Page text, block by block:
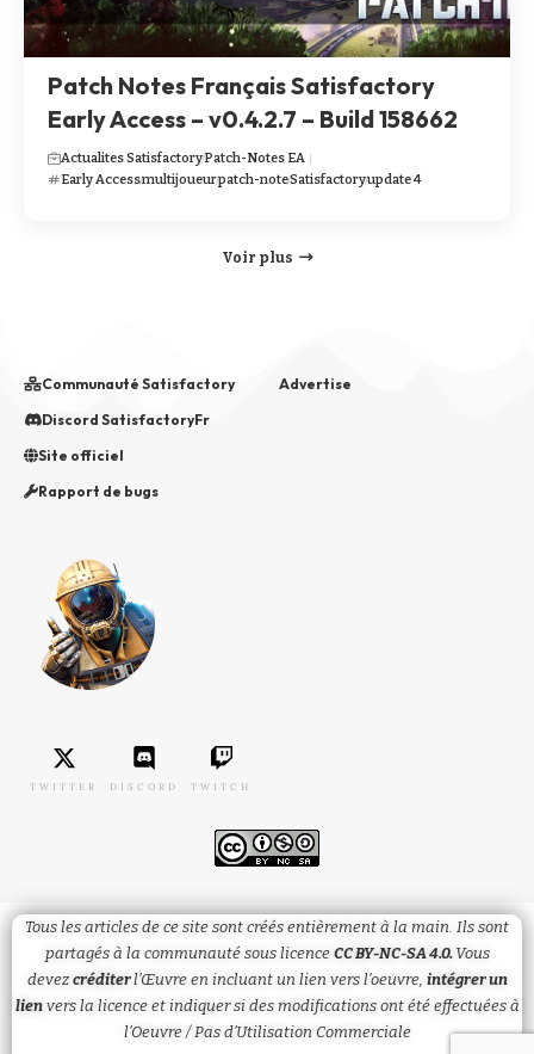
Patch Notes Français Satisfactory
Early Access – v0.4.2.7 – Build 158662
Actualites SatisfactoryPatch-Notes EA
Early Accessmultijoueurpatch-noteSatisfactoryupdate 4
Voir plus
Communauté Satisfactory
Discord SatisfactoryFr
Site officiel
Rapport de bugs
Advertise
TWITTER DISCORD TWITCH
Tous les articles de ce site sont créés entièrement à la main. Ils sont
partagés à la communauté sous licence CC BY-NC-SA 4.0. Vous
devez créditerl’Œuvre en incluant un lien vers l’oeuvre, intégrer un
lienvers la licence et indiquersi des modifications ont été effectuées à
l’Oeuvre / Pas d’Utilisation Commerciale